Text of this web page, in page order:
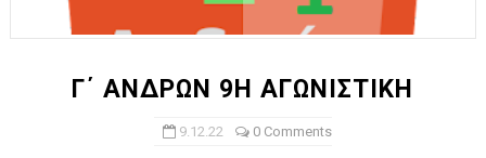
ΧΡΟΝΙΑ ΠΟΛΛΑ ΣΤΟ ΕΛΛΗΝΙΚΟ ΜΠΑΣΚΕΤ : 39Η ΕΠΕΤΕΙΟΣ ΑΠΟ
Ο δρόμος για τον 29ο τελικό κυπέλλου ανδρών ΕΣΚΑΝΑ
U21: Τεράστια πρόκριση για τον Πανελευσινιακό στον
Γ΄ ΑΝΔΡΩΝ 9Η ΑΓΩΝΙΣΤΙΚΗ
9.12.22 0 Comments